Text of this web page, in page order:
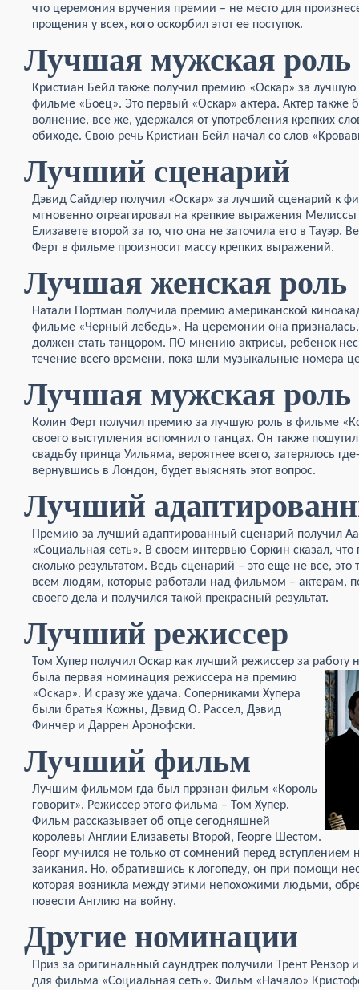
что церемония вручения премии – не место для
прощения у всех, кого оскорбил этот ее поступок.
Лучшая мужская роль
Кристиан Бейл также получил премию «Оскар» за
фильме «Боец». Это первый «Оскар» актера. Актер также
волнение, все же, удержался от употребления крепких
обиходе. Свою речь Кристиан Бейл начал со слов
Лучший сценарий
Дэвид Сайдлер получил «Оскар» за лучший сценарий к
мгновенно отреагировал на крепкие выражения Мелиссы
Елизавете второй за то, что она не заточила его в Тауэр.
Ферт в фильме произносит массу крепких выражений.
Лучшая женская роль
Натали Портман получила премию американской
фильме «Черный лебедь». На церемонии она
должен стать танцором. ПО мнению актрисы, ребенок
течение всего времени, пока шли музыкальные номера
Лучшая мужская роль
Колин Ферт получил премию за лучшую роль в фильме
своего выступления вспомнил о танцах. Он также
свадьбу принца Уильяма, вероятнее всего, затерялось
вернувшись в Лондон, будет выяснять этот вопрос.
Лучший
Премию за лучший адаптированный сценарий получил
«Социальная сеть». В своем интервью Соркин сказал, что
сколько результатом. Ведь сценарий – это еще не все,
всем людям, которые работали над фильмом – актерам,
своего дела и получился такой прекрасный результат.
Лучший режиссер
Том Хупер получил Оскар как лучший режиссер за
была первая номинация режиссера на премию
«Оскар». И сразу же удача. Соперниками Хупера
были братья Кожны, Дэвид О. Рассел, Дэвид
Финчер и Даррен Аронофски.
Лучший фильм
Лучшим фильмом гда был пррзнан фильм «Король
говорит». Режиссер этого фильма – Том Хупер.
Фильм рассказывает об отце сегодняшней
королевы Англии Елизаветы Второй, Георге Шестом.
Георг мучился не только от сомнений перед вступлением
заикания. Но, обратившись к логопеду, он при помощи
которая возникла между этими непохожими людьми,
повести Англию на войну.
Другие номинации
Приз за оригинальный саундтрек получили Трент Рензор
для фильма «Социальная сеть». Фильм «Начало»